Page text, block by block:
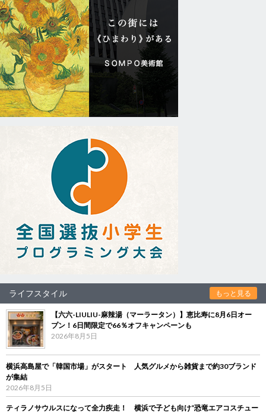
ライフスタイル もっと見る
【六六-LIULIU-麻辣湯（マーラータン）】恵比寿に8月6日オー
プン！6日間限定で66％オフキャンペーンも
2026年8月5日
横浜高島屋で「韓国市場」がスタート 人気グルメから雑貨まで約30ブランド
が集結
2026年8月5日
ティラノサウルスになって全力疾走！ 横浜で子ども向け“恐竜エアコスチュー